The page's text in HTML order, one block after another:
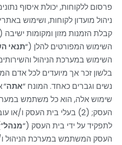
פרסום ללקוחות, יכולת איסוף
ניהול מועדון לקוחות, ושימוש
קבלת הזמנות מזון ומקומות ישיבה (
השימוש המפורטים להלן (“תנאי
השימוש במערכת הניהול
בלשון זכר אך מיועדים לכל אדם
נשים וגברים כאחד. המונח “אתה“
העסק; (2) בעלי בית העסק ו/
לתפקיד על ידי בית העסק (“מנהל“
העסק המשתמש במערכת הניהול